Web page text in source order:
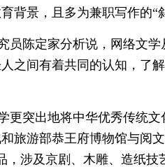
背景，且多为兼职写作的“
员陈定家分析说，网络文
之间有着共同的认知，了
更突出地将中华优秀传统
旅游部恭王府博物馆与阅
涉及京剧、木雕、造纸技